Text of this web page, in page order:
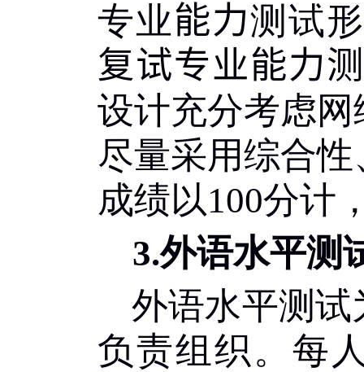
专业能力测试
复试专业能力
设计充分考虑
尽量采用综合
成绩以100分计
3.外语水平测
外语水平测
负责组织。每